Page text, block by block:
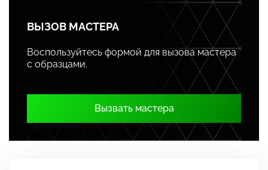
ВЫЗОВ МАСТЕРА
Воспользуйтесь формой для вызова мастера
с образцами.
Вызвать мастера